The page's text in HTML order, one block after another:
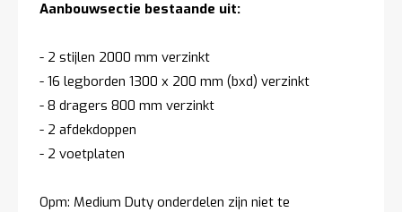
Aanbouwsectie bestaande uit:
- 2 stijlen 2000 mm verzinkt
- 16 legborden 1300 x 200 mm (bxd) verzinkt
- 8 dragers 800 mm verzinkt
- 2 afdekdoppen
- 2 voetplaten
Opm: Medium Duty onderdelen zijn niet te